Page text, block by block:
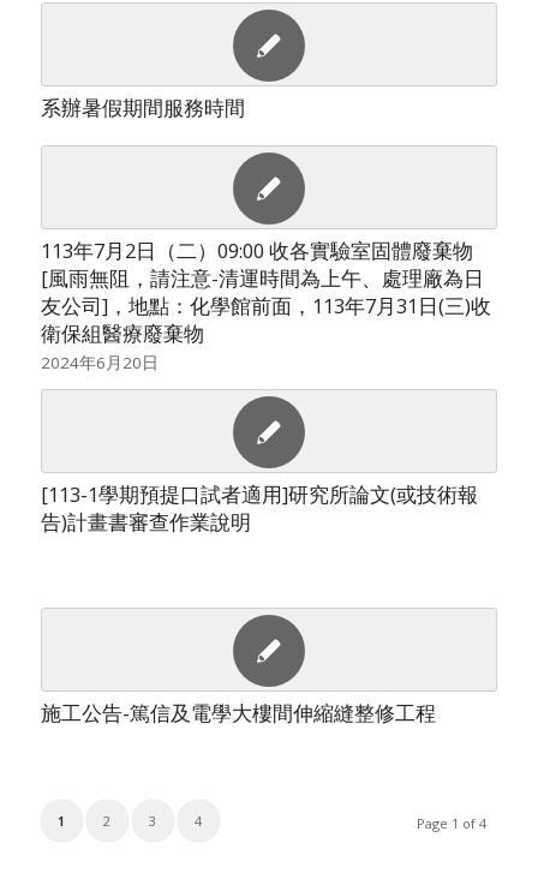
系辦暑假期間服務時間
113年7月2日（二）09:00 收各實驗室固體廢棄物
[風雨無阻，請注意-清運時間為上午、處理廠為日
友公司]，地點：化學館前面，113年7月31日(三)收
衛保組醫療廢棄物
2024年6月20日
[113-1學期預提口試者適用]研究所論文(或技術報
告)計畫書審查作業說明
施工公告-篤信及電學大樓間伸縮縫整修工程
Page 1 of 4
1 2 3 4